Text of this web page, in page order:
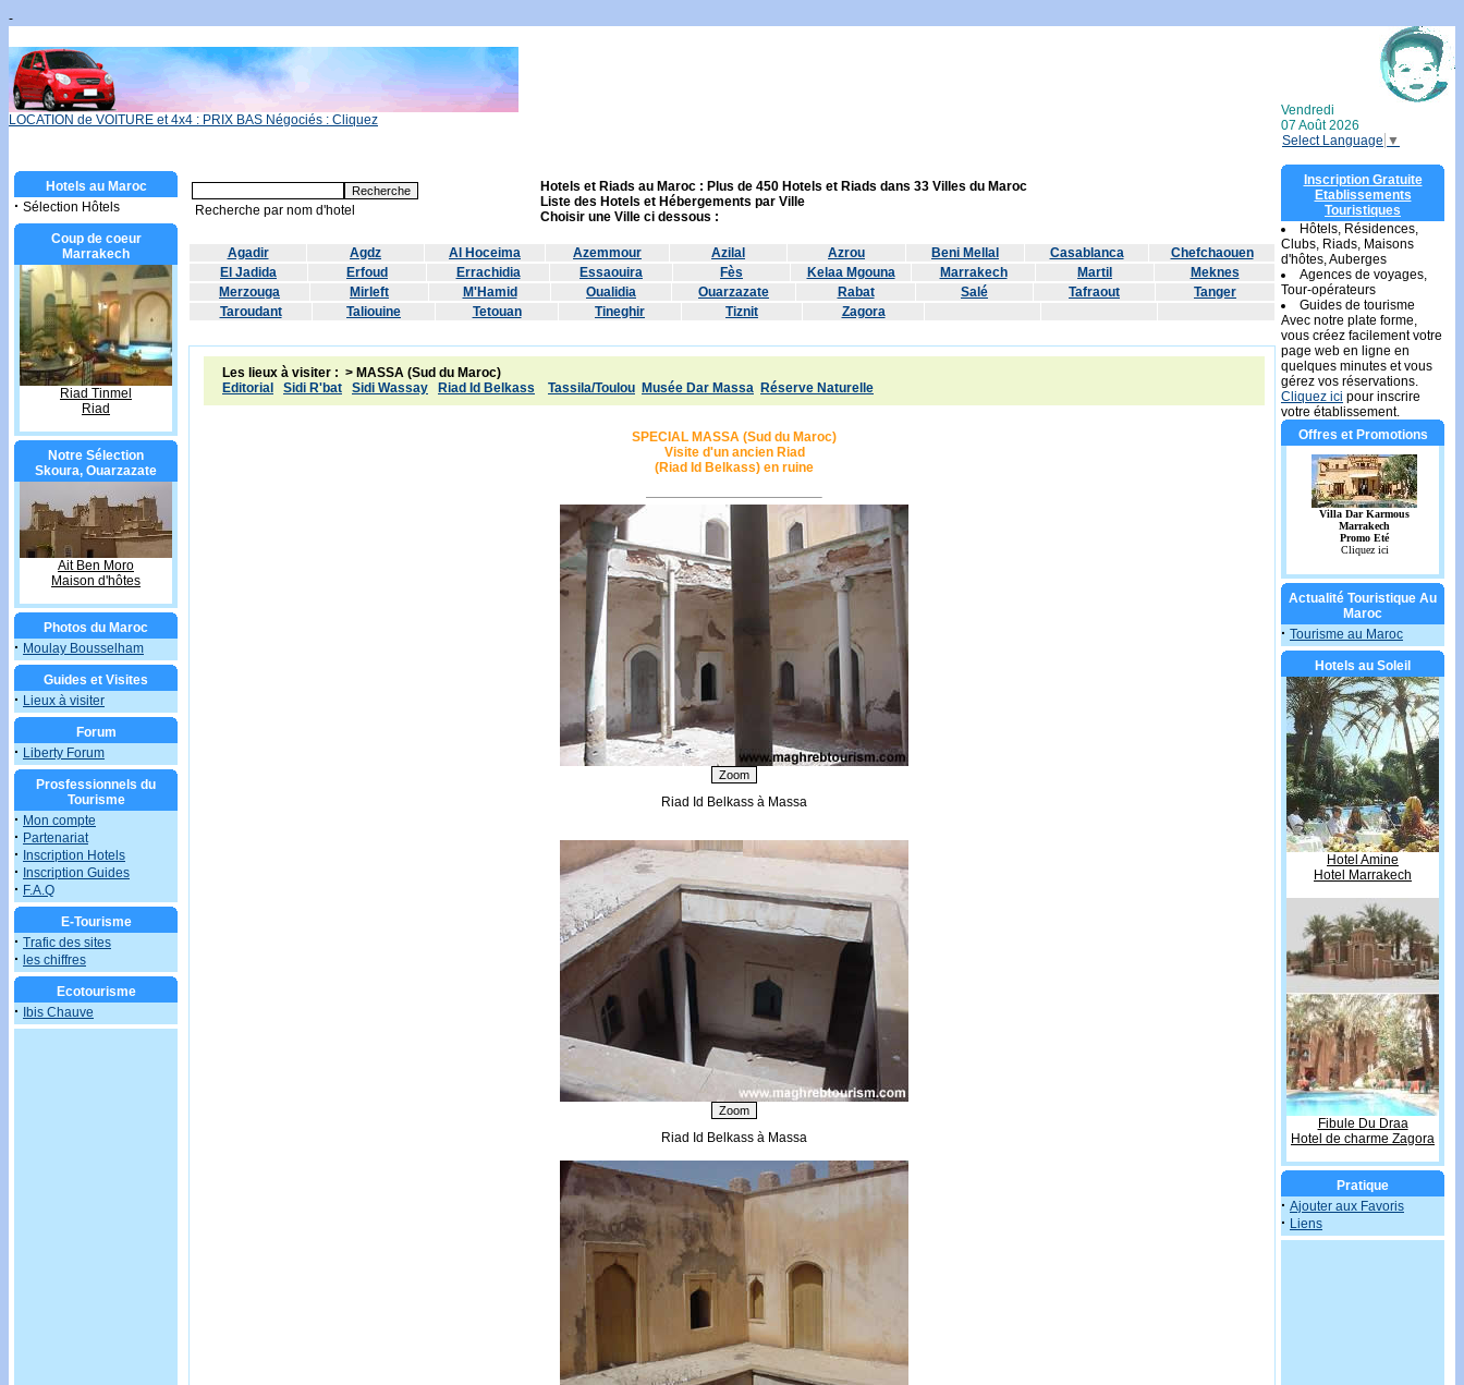
-
LOCATION de VOITURE et 4x4 : PRIX BAS Négociés : Cliquez
Vendredi
07 Août 2026
Select Language ▼
Hotels au Maroc
· Sélection Hôtels
Coup de coeur
Marrakech
Riad Tinmel
Riad
Notre Sélection
Skoura, Ouarzazate
Ait Ben Moro
Maison d'hôtes
Photos du Maroc
· Moulay Bousselham
Guides et Visites
· Lieux à visiter
Forum
· Liberty Forum
Prosfessionnels du
Tourisme
· Mon compte
· Partenariat
· Inscription Hotels
· Inscription Guides
· F.A.Q
E-Tourisme
· Trafic des sites
· les chiffres
Ecotourisme
· Ibis Chauve
Recherche par nom d'hotel
Hotels et Riads au Maroc : Plus de 450 Hotels et Riads dans 33 Villes du Maroc
Liste des Hotels et Hébergements par Ville
Choisir une Ville ci dessous :
Agadir Agdz Al Hoceima Azemmour Azilal Azrou Beni Mellal Casablanca
Chefchaouen
El Jadida
Erfoud Errachidia Essaouira Fès Kelaa Mgouna Marrakech Martil
Meknes
Merzouga
Mirleft M'Hamid Oualidia Ouarzazate Rabat Salé Tafraout
Tanger
Taroudant
Taliouine Tetouan Tineghir Tiznit Zagora
Les lieux à visiter : > MASSA (Sud du Maroc)
Editorial
Sidi R'bat Sidi Wassay Riad Id Belkass Tassila/Toulou Musée Dar Massa Réserve Naturelle
SPECIAL MASSA (Sud du Maroc)
Visite d'un ancien Riad
(Riad Id Belkass) en ruine
Riad Id Belkass à Massa
Riad Id Belkass à Massa
Inscription Gratuite
Etablissements
Touristiques
Hôtels, Résidences,
Clubs, Riads, Maisons
d'hôtes, Auberges
Agences de voyages,
Tour-opérateurs
Guides de tourisme
Avec notre plate forme,
vous créez facilement votre
page web en ligne en
quelques minutes et vous
gérez vos réservations.
Cliquez ici pour inscrire
votre établissement.
Offres et Promotions
Actualité Touristique Au
Maroc
· Tourisme au Maroc
Hotels au Soleil
Hotel Amine
Hotel Marrakech
Fibule Du Draa
Hotel de charme Zagora
Pratique
· Ajouter aux Favoris
· Liens